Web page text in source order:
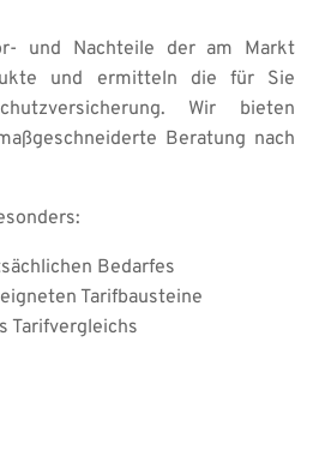
und Nachteile der am Markt
und ermitteln die für Sie
Wir bieten
Beratung nach
Bedarfes
Tarifbausteine
Tarifvergleichs